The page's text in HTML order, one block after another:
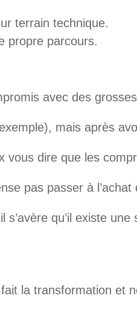
terrain technique.
propre parcours.
avec des
mais après
vous dire que les
pas passer à l’achat
qu’il existe
la transformation et